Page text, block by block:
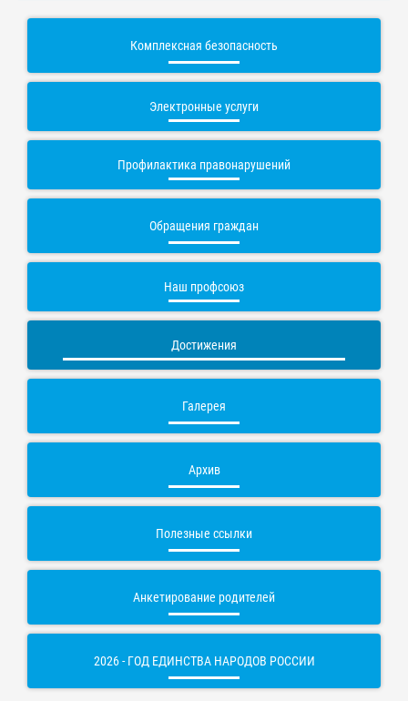
Комплексная безопасность
Электронные услуги
Профилактика правонарушений
Обращения граждан
Наш профсоюз
Достижения
Галерея
Архив
Полезные ссылки
Анкетирование родителей
2026 - ГОД ЕДИНСТВА НАРОДОВ РОССИИ